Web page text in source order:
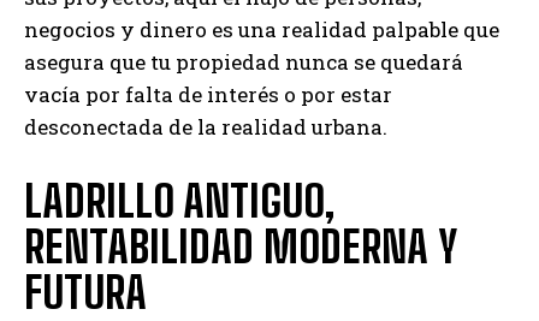
negocios y dinero es una realidad palpable que
asegura que tu propiedad nunca se quedará
vacía por falta de interés o por estar
desconectada de la realidad urbana.
LADRILLO ANTIGUO,
RENTABILIDAD MODERNA Y
FUTURA